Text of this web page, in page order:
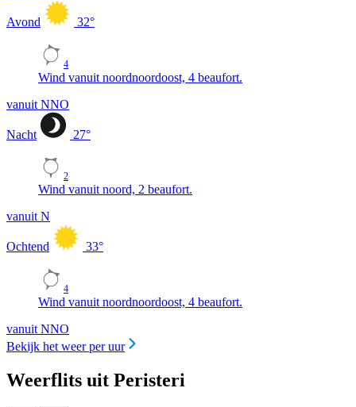
Avond 32°
4
Wind vanuit noordnoordoost, 4 beaufort.
vanuit NNO
Nacht 27°
2
Wind vanuit noord, 2 beaufort.
vanuit N
Ochtend 33°
4
Wind vanuit noordnoordoost, 4 beaufort.
vanuit NNO
Bekijk het weer per uur
Weerflits uit Peristeri